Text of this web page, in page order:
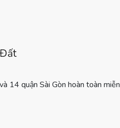
và 14 quận Sài Gòn hoàn toàn miễn